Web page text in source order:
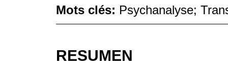
Mots clés: Psychanalyse;
RESUMEN